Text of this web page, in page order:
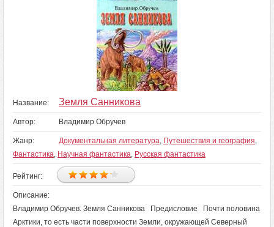
Название: Земля Санникова
Автор: Владимир Обручев
Жанр: Документальная литература, Путешествия и география,
Фантастика, Научная фантастика, Русская фантастика
Рейтинг:
Описание:
Владимир Обручев. Земля Санникова Предисловие Почти половина
Арктики, то есть части поверхности Земли, окружающей Северный